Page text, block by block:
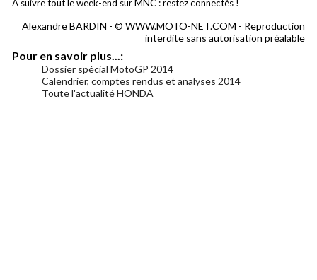
A suivre tout le week-end sur MNC : restez connectés !
Alexandre BARDIN - © WWW.MOTO-NET.COM - Reproduction
interdite sans autorisation préalable
Pour en savoir plus...:
Dossier spécial MotoGP 2014
Calendrier, comptes rendus et analyses 2014
Toute l'actualité HONDA